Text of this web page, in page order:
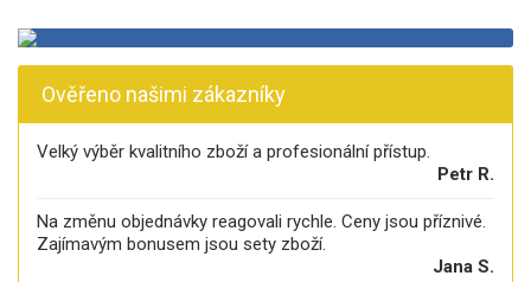
Ověřeno našimi zákazníky
Velký výběr kvalitního zboží a profesionální přístup.
Petr R.
Na změnu objednávky reagovali rychle. Ceny jsou příznivé.
Zajímavým bonusem jsou sety zboží.
Jana S.